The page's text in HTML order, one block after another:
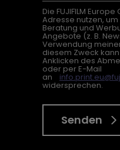
Die FUJIFILM
Adresse nutzen,
Beratung und
Angebote (z. B.
Verwendung
diesem Zweck
Anklicken des
oder per E-Mail
an
widersprechen.
Senden